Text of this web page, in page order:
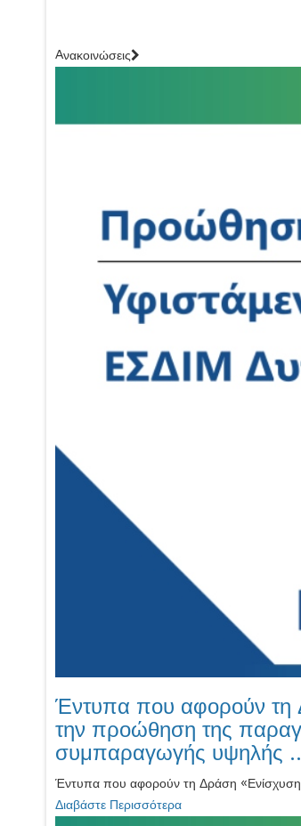
Aνακοινώσεις
Έντυπα που αφορούν τη
την προώθηση της
συμπαραγωγής υψηλής
Έντυπα που αφορούν τη Δράση «Ενίσχυση
Διαβάστε Περισσότερα